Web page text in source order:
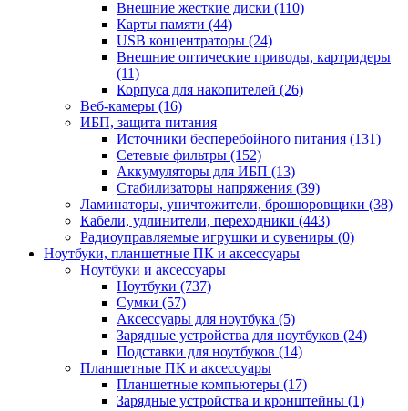
Внешние жесткие диски (110)
Карты памяти (44)
USB концентраторы (24)
Внешние оптические приводы, картридеры
(11)
Корпуса для накопителей (26)
Веб-камеры (16)
ИБП, защита питания
Источники бесперебойного питания (131)
Сетевые фильтры (152)
Аккумуляторы для ИБП (13)
Стабилизаторы напряжения (39)
Ламинаторы, уничтожители, брошюровщики (38)
Кабели, удлинители, переходники (443)
Радиоуправляемые игрушки и сувениры (0)
Ноутбуки, планшетные ПК и аксессуары
Ноутбуки и аксессуары
Ноутбуки (737)
Сумки (57)
Аксессуары для ноутбука (5)
Зарядные устройства для ноутбуков (24)
Подставки для ноутбуков (14)
Планшетные ПК и аксессуары
Планшетные компьютеры (17)
Зарядные устройства и кронштейны (1)